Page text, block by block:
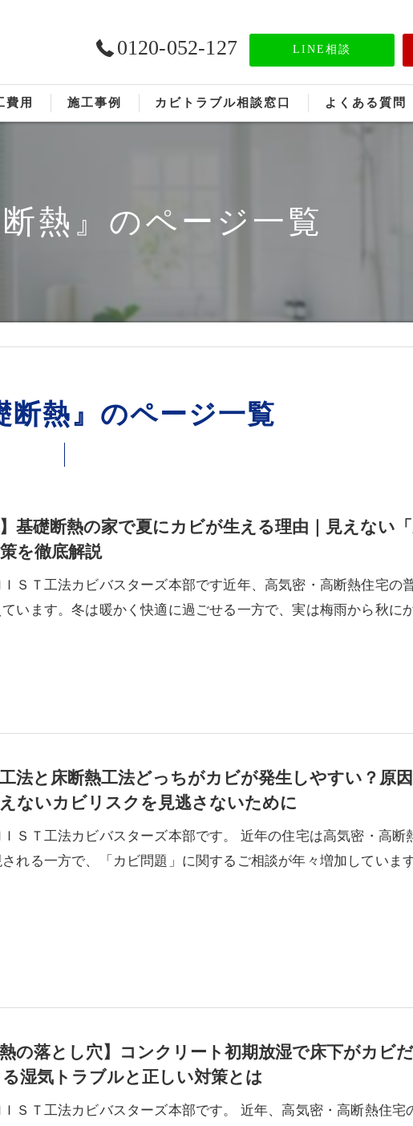
0120-052-127 LINE相談
費用 施工事例 カビトラブル相談窓口 よくある質問
熱』のページ一覧
断熱』のページ一覧
】基礎断熱の家で夏にカビが生える理由｜見えない
を徹底解説
ＳＴ工法カビバスターズ本部です近年、高気密・高断熱住宅の
います。冬は暖かく快適に過ごせる一方で、実は梅雨から秋に
法と床断熱工法どっちがカビが発生しやすい？原
ないカビリスクを見逃さないために
ＳＴ工法カビバスターズ本部です。 近年の住宅は高気密・高断
れる一方で、「カビ問題」に関するご相談が年々増加していま
熱の落とし穴】コンクリート初期放湿で床下がカビ
湿気トラブルと正しい対策とは
ＳＴ工法カビバスターズ本部です。 近年、高気密・高断熱住宅